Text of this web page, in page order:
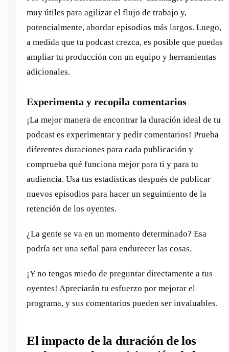
muy útiles para agilizar el flujo de trabajo y,
potencialmente, abordar episodios más largos. Luego,
a medida que tu podcast crezca, es posible que puedas
ampliar tu producción con un equipo y herramientas
adicionales.
Experimenta y recopila comentarios
¡La mejor manera de encontrar la duración ideal de tu
podcast es experimentar y pedir comentarios! Prueba
diferentes duraciones para cada publicación y
comprueba qué funciona mejor para ti y para tu
audiencia. Usa tus estadísticas después de publicar
nuevos episodios para hacer un seguimiento de la
retención de los oyentes.
¿La gente se va en un momento determinado? Esa
podría ser una señal para endurecer las cosas.
¡Y no tengas miedo de preguntar directamente a tus
oyentes! Apreciarán tu esfuerzo por mejorar el
programa, y sus comentarios pueden ser invaluables.
El impacto de la duración de los